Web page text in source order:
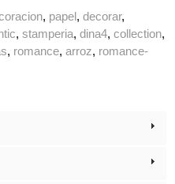
papel
decorar
stamperia dina4 collection
romance arroz romance-